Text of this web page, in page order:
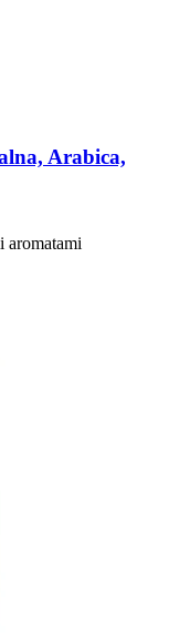
Arabica,
aromatami